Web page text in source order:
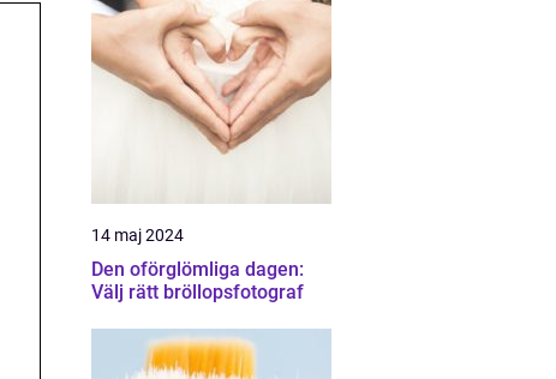
14 maj 2024
Den oförglömliga dagen:
Välj rätt bröllopsfotograf